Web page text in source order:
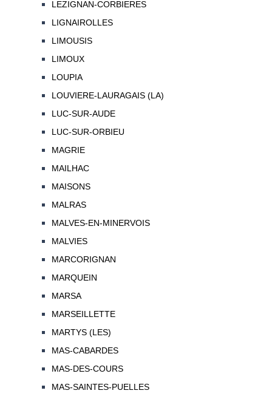
LEZIGNAN-CORBIERES
LIGNAIROLLES
LIMOUSIS
LIMOUX
LOUPIA
LOUVIERE-LAURAGAIS (LA)
LUC-SUR-AUDE
LUC-SUR-ORBIEU
MAGRIE
MAILHAC
MAISONS
MALRAS
MALVES-EN-MINERVOIS
MALVIES
MARCORIGNAN
MARQUEIN
MARSA
MARSEILLETTE
MARTYS (LES)
MAS-CABARDES
MAS-DES-COURS
MAS-SAINTES-PUELLES